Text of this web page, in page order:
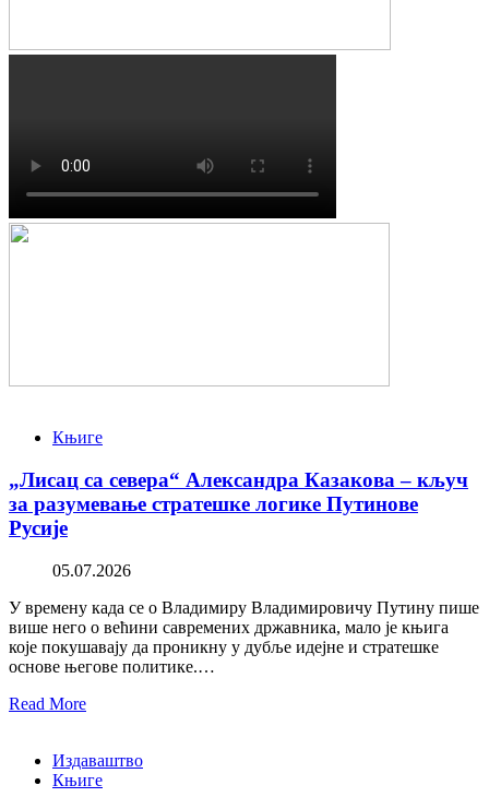
Књиге
„Лисац са севера“ Александра Казакова – кључ
за разумевање стратешке логике Путинове
Русије
05.07.2026
У времену када се о Владимиру Владимировичу Путину пише
више него о већини савремених државника, мало је књига
које покушавају да проникну у дубље идејне и стратешке
основе његове политике.…
Read More
Издаваштво
Књиге